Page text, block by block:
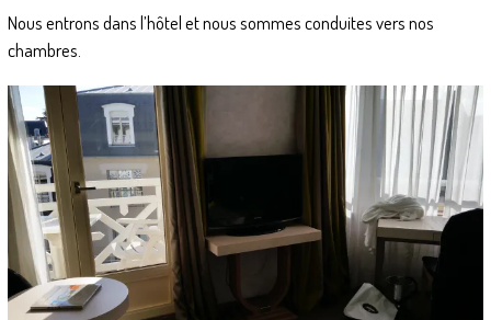
Nous entrons dans l’hôtel et nous sommes conduites vers nos
chambres.